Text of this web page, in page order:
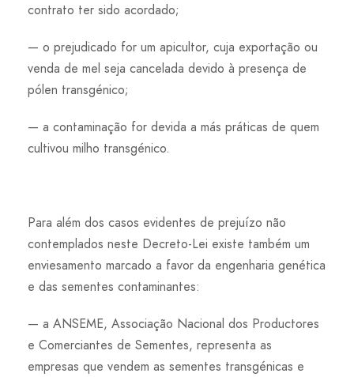
contrato ter sido acordado;
— o prejudicado for um apicultor, cuja exportação ou
venda de mel seja cancelada devido à presença de
pólen transgénico;
— a contaminação for devida a más práticas de quem
cultivou milho transgénico.
Para além dos casos evidentes de prejuízo não
contemplados neste Decreto-Lei existe também um
enviesamento marcado a favor da engenharia genética
e das sementes contaminantes:
— a ANSEME, Associação Nacional dos Productores
e Comerciantes de Sementes, representa as
empresas que vendem as sementes transgénicas e